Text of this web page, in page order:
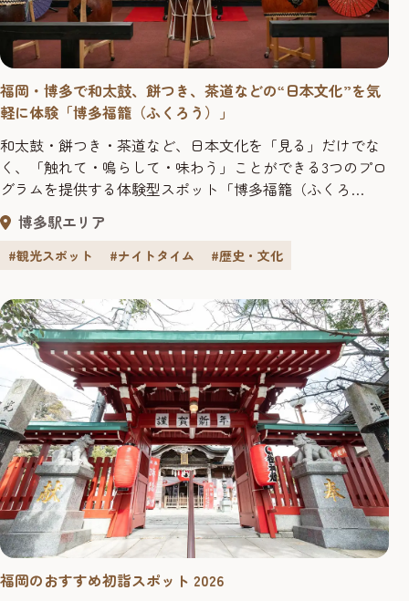
福岡・博多で和太鼓、餅つき、茶道などの“日本文化”を気
軽に体験「博多福籠（ふくろう）」
和太鼓・餅つき・茶道など、日本文化を「見る」だけでな
く、「触れて・鳴らして・味わう」ことができる3つのプロ
グラムを提供する体験型スポット「博多福籠（ふくろ
う）」。2020年に誕生し、現在5年目を迎え、多くの観光客
が訪れています。オーナーが全国の城を巡り、和太鼓の魅
力を届けてきた経験をもとに誕生したこの場所では、誰で
楽しめます。
博多駅エリア
#観光スポット #ナイトタイム #歴史・文化
福岡のおすすめ初詣スポット 2026